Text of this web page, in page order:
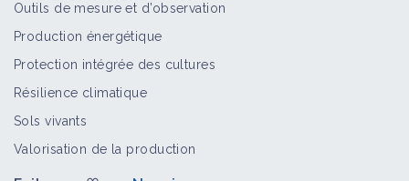
Outils de mesure et d’observation
Production énergétique
Protection intégrée des cultures
Résilience climatique
Sols vivants
Valorisation de la production